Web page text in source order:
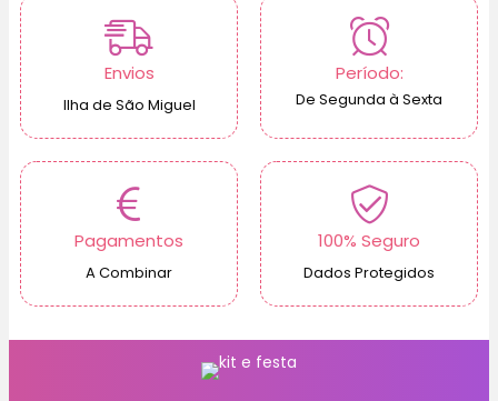
Envios
Ilha de São Miguel
Período:
De Segunda à Sexta
Pagamentos
A Combinar
100% Seguro
Dados Protegidos